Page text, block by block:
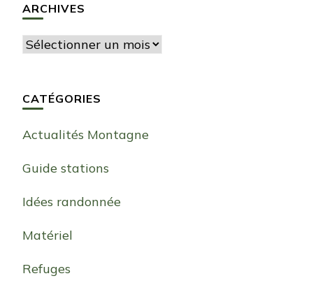
ARCHIVES
Archives
CATÉGORIES
Actualités Montagne
Guide stations
Idées randonnée
Matériel
Refuges